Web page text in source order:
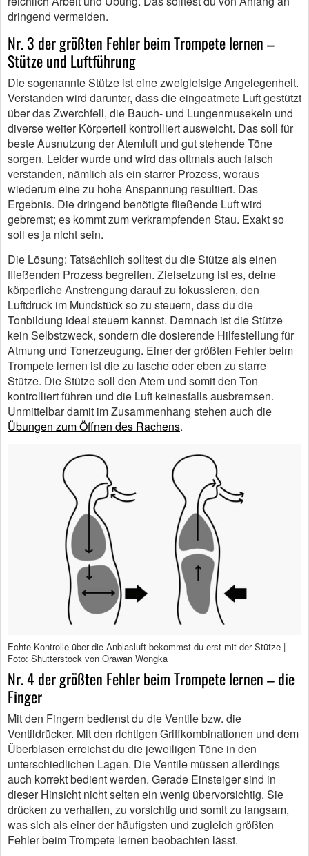
dringend vermeiden.
Nr. 3 der größten Fehler beim Trompete lernen –
Stütze und Luftführung
Die sogenannte Stütze ist eine zweigleisige Angelegenheit.
Verstanden wird darunter, dass die eingeatmete Luft gestützt
über das Zwerchfell, die Bauch- und Lungenmusekeln und
diverse weiter Körperteil kontrolliert ausweicht. Das soll für
beste Ausnutzung der Atemluft und gut stehende Töne
sorgen. Leider wurde und wird das oftmals auch falsch
verstanden, nämlich als ein starrer Prozess, woraus
wiederum eine zu hohe Anspannung resultiert. Das
Ergebnis. Die dringend benötigte fließende Luft wird
gebremst; es kommt zum verkrampfenden Stau. Exakt so
soll es ja nicht sein.
Die Lösung: Tatsächlich solltest du die Stütze als einen
fließenden Prozess begreifen. Zielsetzung ist es, deine
körperliche Anstrengung darauf zu fokussieren, den
Luftdruck im Mundstück so zu steuern, dass du die
Tonbildung ideal steuern kannst. Demnach ist die Stütze
kein Selbstzweck, sondern die dosierende Hilfestellung für
Atmung und Tonerzeugung. Einer der größten Fehler beim
Trompete lernen ist die zu lasche oder eben zu starre
Stütze. Die Stütze soll den Atem und somit den Ton
kontrolliert führen und die Luft keinesfalls ausbremsen.
Unmittelbar damit im Zusammenhang stehen auch die
Übungen zum Öffnen des Rachens.
Echte Kontrolle über die Anblasluft bekommst du erst mit der Stütze |
Foto: Shutterstock von Orawan Wongka
Nr. 4 der größten Fehler beim Trompete lernen – die
Finger
Mit den Fingern bedienst du die Ventile bzw. die
Ventildrücker. Mit den richtigen Griffkombinationen und dem
Überblasen erreichst du die jeweiligen Töne in den
unterschiedlichen Lagen. Die Ventile müssen allerdings
auch korrekt bedient werden. Gerade Einsteiger sind in
dieser Hinsicht nicht selten ein wenig übervorsichtig. Sie
drücken zu verhalten, zu vorsichtig und somit zu langsam,
was sich als einer der häufigsten und zugleich größten
Fehler beim Trompete lernen beobachten lässt.